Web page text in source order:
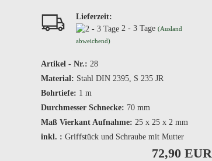
Passwort vergessen?
Lieferzeit:
2 - 3 Tage (Ausland
abweichend)
Artikel - Nr.: 28
Material: Stahl DIN 2395, S 235 JR
Bohrtiefe: 1 m
Durchmesser Schnecke: 70 mm
Maß Vierkant Aufnahme: 25 x 25 x 2 mm
inkl. : Griffstück und Schraube mit Mutter
72,90 EUR